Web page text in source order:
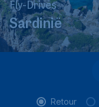
Fly-Drives
Sardinië
Retour